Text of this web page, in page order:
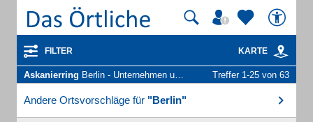
FILTER KARTE
Askanierring Berlin - Unternehmen und Personen Treffer 1-25 von 63
Andere Ortsvorschläge für "Berlin"